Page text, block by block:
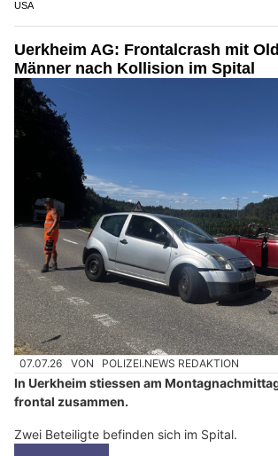
USA
Uerkheim AG: Frontalcrash mit
Männer nach Kollision im Spital
07.07.26 VON POLIZEI.NEWS REDAKTION
In Uerkheim stiessen am
frontal zusammen.
Zwei Beteiligte befinden sich im Spital.